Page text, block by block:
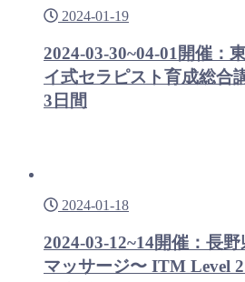
2024-01-19
2024-03-30~04-01開催：
イ式セラピスト育成総
3日間
2024-01-18
2024-03-12~14開催：長
マッサージ〜 ITM Level